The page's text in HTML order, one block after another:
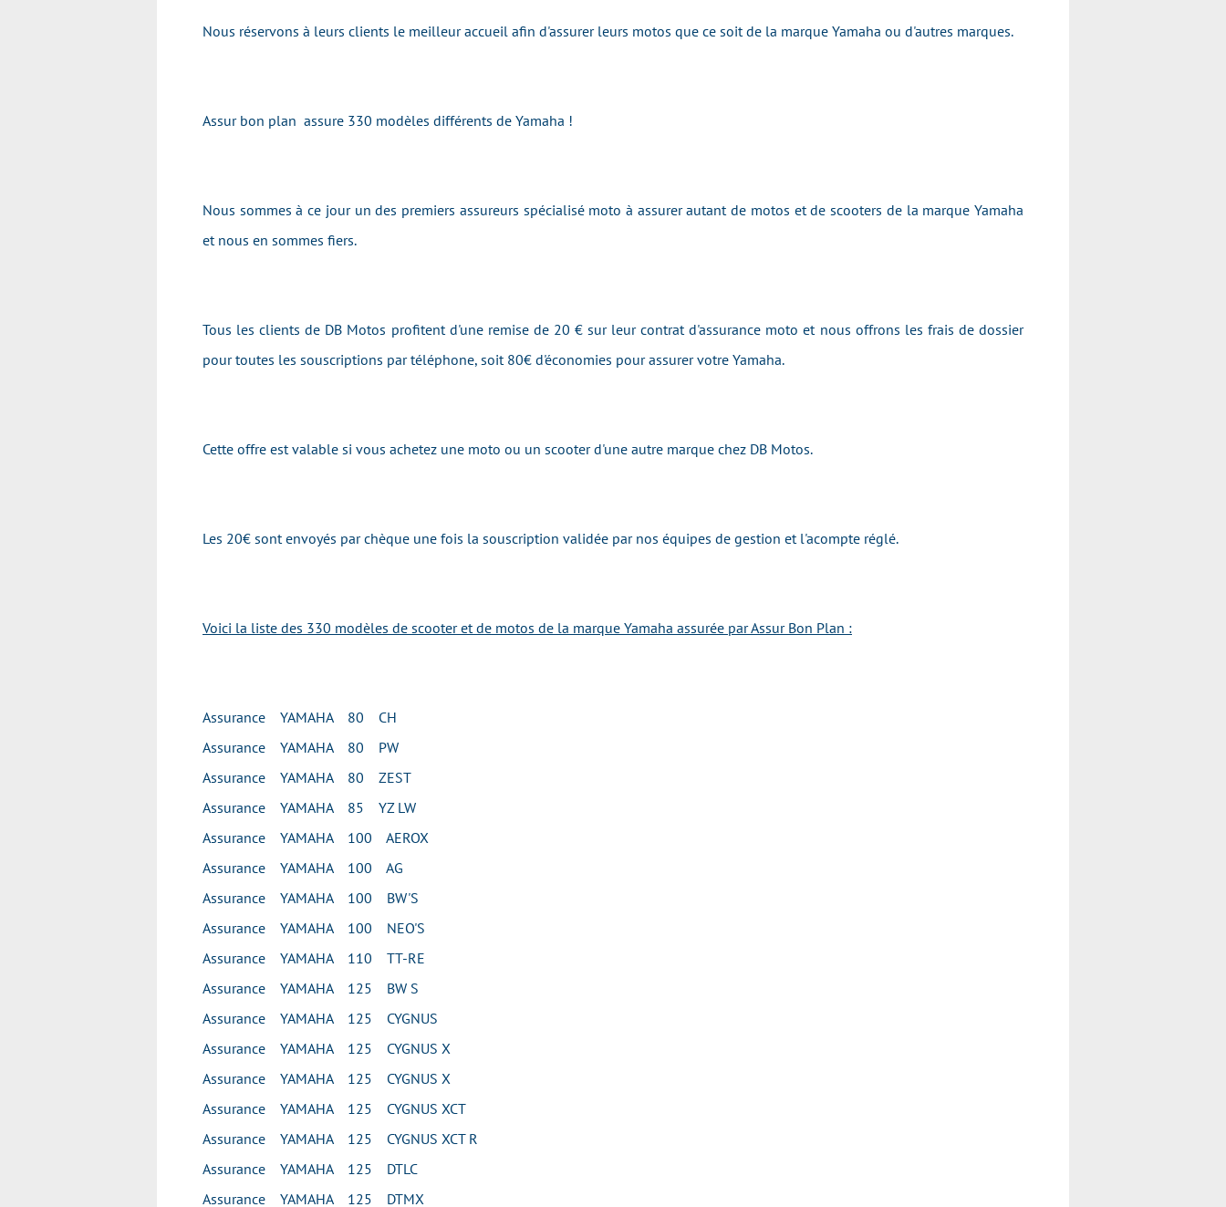
Nous réservons à leurs clients le meilleur accueil afin d'assurer leurs motos que ce soit de la marque Yamaha ou d'autres marques.
Assur bon plan assure 330 modèles différents de Yamaha !
Nous sommes à ce jour un des premiers assureurs spécialisé moto à assurer autant de motos et de scooters de la marque Yamaha
et nous en sommes fiers.
Tous les clients de DB Motos profitent d'une remise de 20 € sur leur contrat d'assurance moto et nous offrons les frais de dossier
pour toutes les souscriptions par téléphone, soit 80€ d'économies pour assurer votre Yamaha.
Cette offre est valable si vous achetez une moto ou un scooter d'une autre marque chez DB Motos.
Les 20€ sont envoyés par chèque une fois la souscription validée par nos équipes de gestion et l'acompte réglé.
Voici la liste des 330 modèles de scooter et de motos de la marque Yamaha assurée par Assur Bon Plan :
Assurance YAMAHA 80 CH
Assurance YAMAHA 80 PW
Assurance YAMAHA 80 ZEST
Assurance YAMAHA 85 YZ LW
Assurance YAMAHA 100 AEROX
Assurance YAMAHA 100 AG
Assurance YAMAHA 100 BW'S
Assurance YAMAHA 100 NEO'S
Assurance YAMAHA 110 TT-RE
Assurance YAMAHA 125 BW S
Assurance YAMAHA 125 CYGNUS
Assurance YAMAHA 125 CYGNUS X
Assurance YAMAHA 125 CYGNUS X
Assurance YAMAHA 125 CYGNUS XCT
Assurance YAMAHA 125 CYGNUS XCT R
Assurance YAMAHA 125 DTLC
Assurance YAMAHA 125 DTMX